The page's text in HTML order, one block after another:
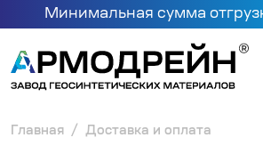
Главная Доставка и оплата
Минимальная сумма